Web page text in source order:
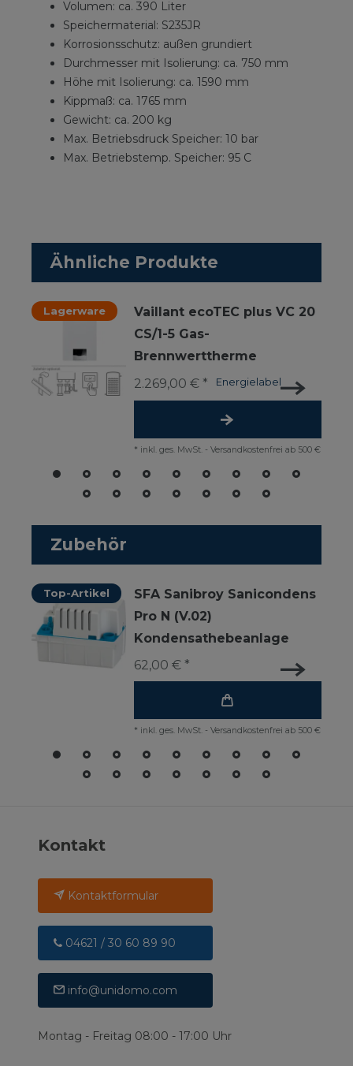
Volumen: ca. 390 Liter
Speichermaterial: S235JR
Korrosionsschutz: außen grundiert
Durchmesser mit Isolierung: ca. 750 mm
Höhe mit Isolierung: ca. 1590 mm
Kippmaß: ca. 1765 mm
Gewicht: ca. 200 kg
Max. Betriebsdruck Speicher: 10 bar
Max. Betriebstemp. Speicher: 95 C
Ähnliche Produkte
Lagerware
Vaillant ecoTEC plus VC 20
CS/1-5 Gas-
Brennwerttherme
Energielabel
2.269,00 € *
* inkl. ges. MwSt. - Versandkostenfrei ab 500 €
Zubehör
Top-Artikel
SFA Sanibroy Sanicondens
Pro N (V.02)
Kondensathebeanlage
62,00 € *
* inkl. ges. MwSt. - Versandkostenfrei ab 500 €
Kontakt
Kontaktformular
04621 / 30 60 89 90
info@unidomo.com
Montag - Freitag 08:00 - 17:00 Uhr